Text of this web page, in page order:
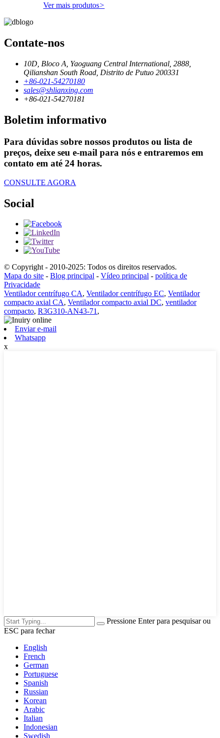
Ver mais produtos>
Contate-nos
10D, Bloco A, Yaoguang Central International, 2888,
Qilianshan South Road, Distrito de Putuo 200331
+86-021-54270180
sales@shlianxing.com
+86-021-54270181
Boletim informativo
Para dúvidas sobre nossos produtos ou lista de
preços, deixe seu e-mail para nós e entraremos em
contato em até 24 horas.
CONSULTE AGORA
Social
© Copyright - 2010-2025: Todos os direitos reservados.
Mapa do site - Blog principal - Vídeo principal - política de
Privacidade
Ventilador centrífugo CA, Ventilador centrífugo EC, Ventilador
compacto axial CA, Ventilador compacto axial DC, ventilador
compacto, R3G310-AN43-71,
Enviar e-mail
Whatsapp
x
Pressione Enter para pesquisar ou
ESC para fechar
English
French
German
Portuguese
Spanish
Russian
Korean
Arabic
Italian
Indonesian
Swedish